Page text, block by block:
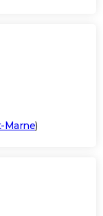
Marne)